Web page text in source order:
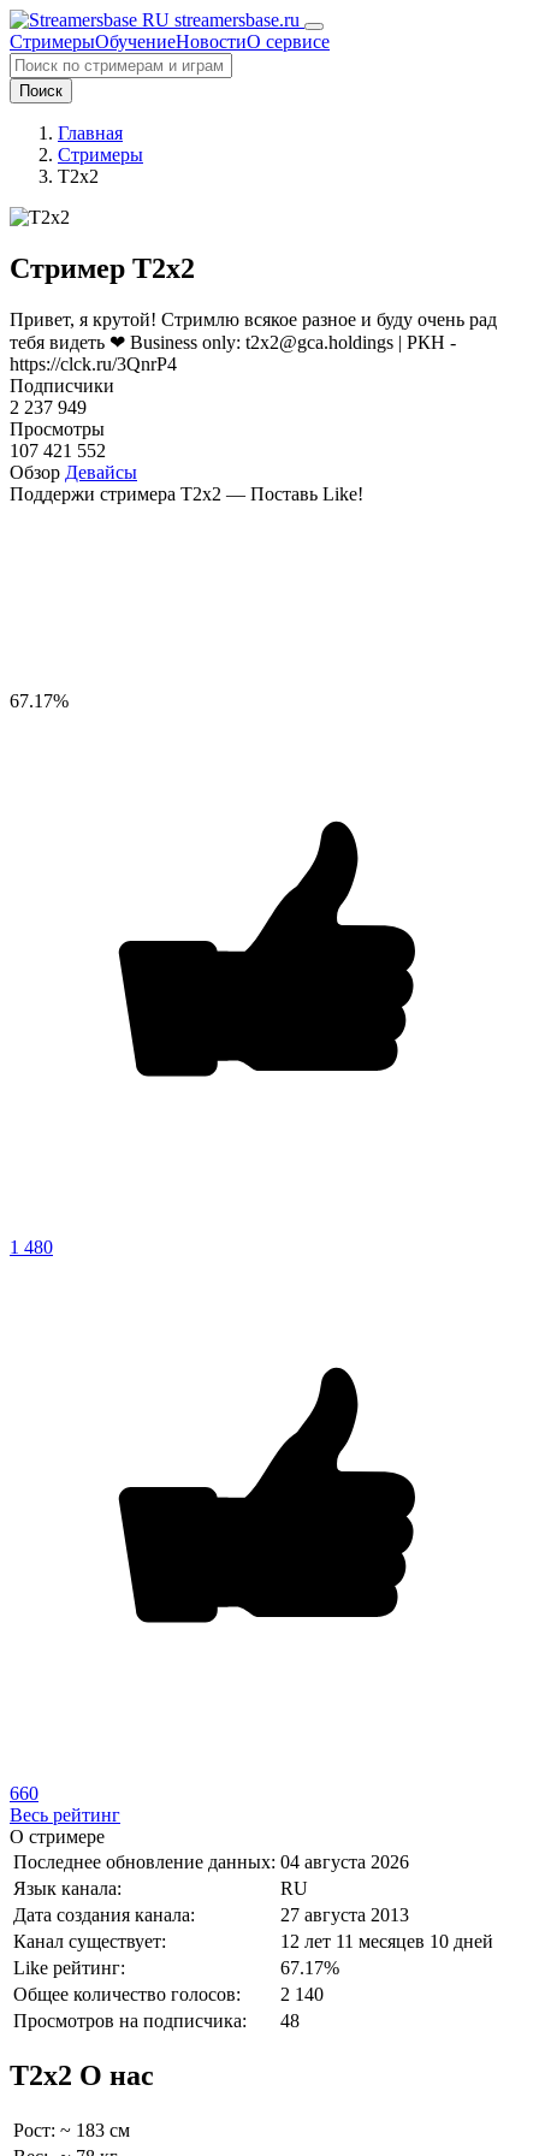
streamersbase.ru
СтримерыОбучениеНовостиО сервисе
Поиск
Главная
Стримеры
T2x2
Стример T2x2
Привет, я крутой! Стримлю всякое разное и буду очень рад
тебя видеть ❤ Business only: t2x2@gca.holdings | РКН -
https://clck.ru/3QnrP4
Подписчики
2 237 949
Просмотры
107 421 552
Обзор Девайсы
Поддержи стримера T2x2 — Поставь Like!
67.17%
1 480
660
Весь рейтинг
О стримере
Последнее обновление данных: 04 августа 2026
Язык канала:
RU
Дата создания канала:
27 августа 2013
Канал существует:
12 лет 11 месяцев 10 дней
Like рейтинг:
67.17%
Общее количество голосов:
2 140
Просмотров на подписчика:
48
T2x2 О нас
Рост: ~ 183 см